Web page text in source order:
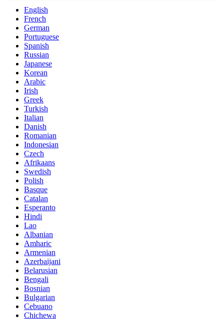
English
French
German
Portuguese
Spanish
Russian
Japanese
Korean
Arabic
Irish
Greek
Turkish
Italian
Danish
Romanian
Indonesian
Czech
Afrikaans
Swedish
Polish
Basque
Catalan
Esperanto
Hindi
Lao
Albanian
Amharic
Armenian
Azerbaijani
Belarusian
Bengali
Bosnian
Bulgarian
Cebuano
Chichewa